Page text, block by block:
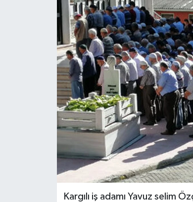
Kargılı iş adamı Yavuz selim
Son Dakika Haberleri
Haber Arşivi